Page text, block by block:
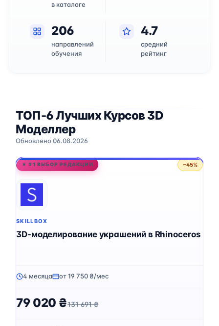
в каталоге
206
направлений
обучения
4.7
средний
рейтинг
ТОП-6 Лучших Курсов 3D
Моделлер
Обновлено 06.08.2026
★ #1 ВЫБОР РЕДАКЦИИ −45%
SKILLBOX
3D-моделирование украшений в Rhinoceros
4 месяца от 19 750 ₴/мес
79 020 ₴131 691 ₴